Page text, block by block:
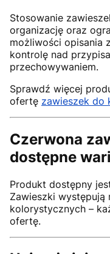
Stosowanie
organizację oraz
możliwości opisania
kontrolę nad
przechowywaniem.
Sprawdź więcej
ofertę zawieszek do
Czerwona
dostępne
Produkt dostępny
Zawieszki występują
kolorystycznych –
ofertę.